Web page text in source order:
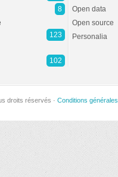
8
123
102
Open data
Open source
Personalia
droits réservés · Conditions générales